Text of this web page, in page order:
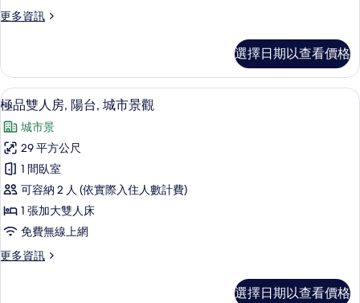
台,
市
景
觀
的
所
有
相
片
更多資訊
更
三
人
房,
台,
城
市
景
觀
的
詳
情
選擇日期以查看價格
顯
示
極
品
雙
人
房,
台,
極品雙人房, 陽台, 城市景觀 | 高級寢
10
極品雙人房, 陽台, 城市景觀
城市景
29 平方公尺
1 間臥室
可容納 2 人 (依實際入住人數計費)
1 張加大雙人床
免費無線上網
更多資訊
更
選擇日期以查看價格